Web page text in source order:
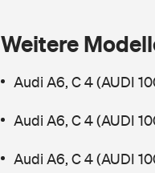
Weitere
Audi A6, C 4 (AUDI
Audi A6, C 4 (AUDI
Audi A6, C 4 (AUDI